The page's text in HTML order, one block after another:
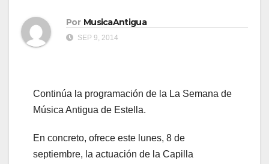
Por MusicaAntigua
SEP 9, 2014
Continúa la programación de la La Semana de
Música Antigua de Estella.
En concreto, ofrece este lunes, 8 de
septiembre, la actuación de la Capilla